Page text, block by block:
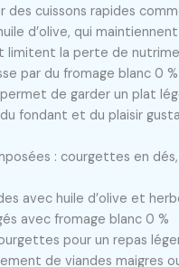
des cuissons rapides
d’olive, qui
limitent la perte de
par du fromage blanc 0
de garder un plat
fondant et du plaisir
: courgettes en
avec huile d’olive et
avec fromage blanc 0 %
pour un repas
de viandes maigres